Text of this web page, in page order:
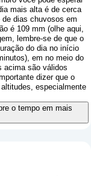
mais alta é de cerca
dias chuvosos em
é 109 mm (olhe aqui,
lembre-se de que o
do dia no início
em no meio do
acima são válidos
dizer que o
especialmente
o tempo em mais